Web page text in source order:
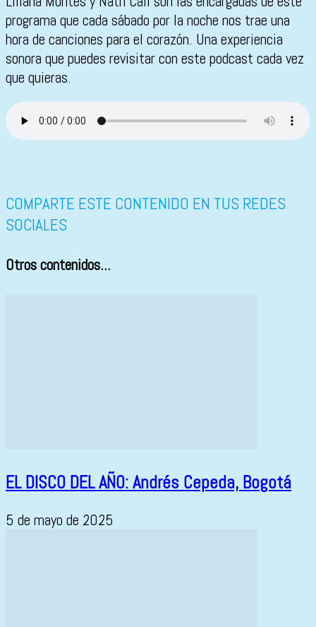
programa que cada sábado por la noche nos trae una
hora de canciones para el corazón. Una experiencia
sonora que puedes revisitar con este podcast cada vez
que quieras.
COMPARTE ESTE CONTENIDO EN TUS REDES
SOCIALES
Otros contenidos...
EL DISCO DEL AÑO: Andrés Cepeda, Bogotá
5 de mayo de 2025